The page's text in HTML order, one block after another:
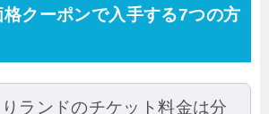
クーポンで入手する7つの方
ランドのチケット料金は分